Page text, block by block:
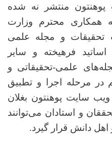
پوهنتون منتشر نه شده
همکاری محترم وزارت
تحقیقات و مجله علمی
فرهیخته و سایر
علمی-تحقیقاتی و
در مرحله اجرا و تطبیق
سایت پوهنتون بغلان
و استادان می‌توانند
اهل دانش قرار گیرد.